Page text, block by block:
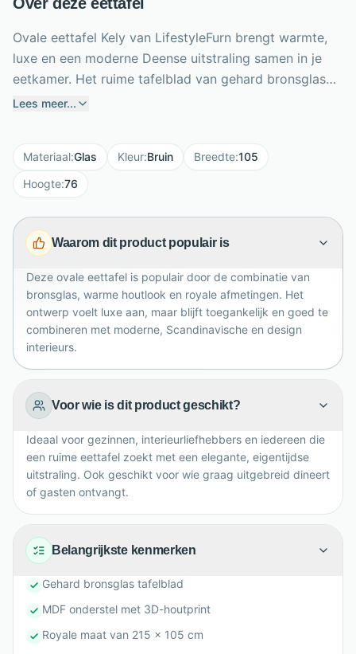
Ovale eettafel Kely van LifestyleFurn brengt warmte,
luxe en een moderne Deense uitstraling samen in je
eetkamer. Het ruime tafelblad van gehard bronsglas
geeft een stijlvolle, transparante glans, terwijl het MDF
van 105 cm biedt deze eettafel royaal plaats voor
lange diners, gezellige borrels en dagelijks
uitnodigend, perfect voor open woonruimtes en
moderne interieurs. De poten monteer je zelf,
klaarstaat voor gebruik in huis.
Lees meer...
Materiaal:Glas Kleur:Bruin Breedte:105
Hoogte:76
Waarom dit product populair is
Deze ovale eettafel is populair door de combinatie van
bronsglas, warme houtlook en royale afmetingen. Het
ontwerp voelt luxe aan, maar blijft toegankelijk en goed te
combineren met moderne, Scandinavische en design
interieurs.
Voor wie is dit product geschikt?
Ideaal voor gezinnen, interieurliefhebbers en iedereen die
een ruime eettafel zoekt met een elegante, eigentijdse
uitstraling. Ook geschikt voor wie graag uitgebreid dineert
of gasten ontvangt.
Belangrijkste kenmerken
Gehard bronsglas tafelblad
MDF onderstel met 3D-houtprint
Royale maat van 215 x 105 cm